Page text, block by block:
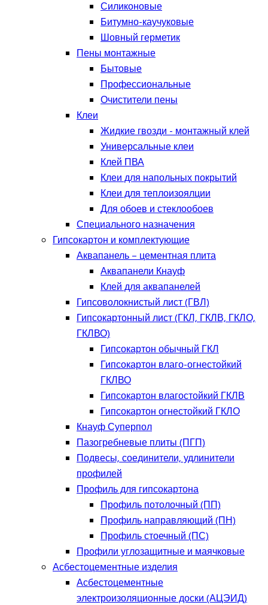
Силиконовые
Битумно-каучуковые
Шовный герметик
Пены монтажные
Бытовые
Профессиональные
Очистители пены
Клеи
Жидкие гвозди - монтажный клей
Универсальные клеи
Клей ПВА
Клеи для напольных покрытий
Клеи для теплоизоялции
Для обоев и стеклообоев
Специального назначения
Гипсокартон и комплектующие
Аквапанель – цементная плита
Аквапанели Кнауф
Клей для аквапанелей
Гипсоволокнистый лист (ГВЛ)
Гипсокартонный лист (ГКЛ, ГКЛВ, ГКЛО,
ГКЛВО)
Гипсокартон обычный ГКЛ
Гипсокартон влаго-огнестойкий
ГКЛВО
Гипсокартон влагостойкий ГКЛВ
Гипсокартон огнестойкий ГКЛО
Кнауф Суперпол
Пазогребневые плиты (ПГП)
Подвесы, соединители, удлинители
профилей
Профиль для гипсокартона
Профиль потолочный (ПП)
Профиль направляющий (ПН)
Профиль стоечный (ПС)
Профили углозащитные и маячковые
Асбестоцементные изделия
Асбестоцементные
электроизоляционные доски (АЦЭИД)